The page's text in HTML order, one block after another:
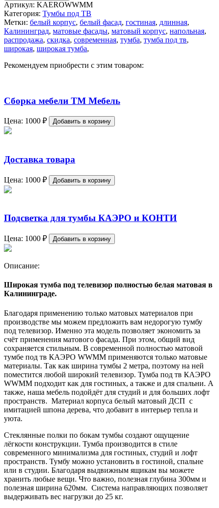
Артикул: KAEROWWMM
Категория: Тумбы под ТВ
Метки: белый корпус, белый фасад, гостиная, длинная,
Калининград, матовые фасады, матовый корпус, напольная,
распродажа, скидка, современная, тумба, тумба под тв,
широкая, широкая тумба,
Рекомендуем приобрести с этим товаром:
Сборка мебели ТМ Мебель
Цена: 1000 ₽ Добавить в корзину
Доставка товара
Цена: 1000 ₽ Добавить в корзину
Подсветка для тумбы КАЭРО и КОНТИ
Цена: 1000 ₽ Добавить в корзину
Описание:
Широкая тумба под телевизор полностью белая матовая в
Калининграде.
Благодаря применению только матовых материалов при
производстве мы можем предложить вам недорогую тумбу
под телевизор. Именно эта модель позволяет экономить за
счёт применения матового фасада. При этом, общий вид
сохраняется стильным. В современной полностью матовой
тумбе под тв КАЭРО WWMM применяются только матовые
материалы. Так как ширина тумбы 2 метра, поэтому на ней
поместится любой широкий телевизор. Тумба под тв КАЭРО
WWMM подходит как для гостиных, а также и для спальни. А
также, наша мебель подойдёт для студий и для больших лофт
пространств. Материал корпуса белый матовый ДСП с
имитацией шпона дерева, что добавит в интерьер тепла и
уюта.
Стеклянные полки по бокам тумбы создают ощущение
лёгкости конструкции. Тумба производится в стиле
современного минимализма для гостиных, студий и лофт
пространств. Тумбу можно установить в гостиной, спальне
или в студии. Благодаря выдвижным ящикам вы можете
хранить любые вещи. Что важно, полезная глубина 300мм и
полезная ширина 620мм. Система направляющих позволяет
выдерживать вес нагрузки до 25 кг.